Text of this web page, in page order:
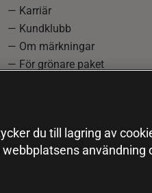
— Karriär
— Kundklubb
— Om märkningar
— För grönare paket
du till lagring av
användning